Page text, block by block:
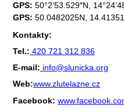
GPS: 50°2’53.529″N,
GPS: 50.0482025N,
Kontakty:
Tel.: 420 721 312 836
E-mail: info@slunicka.org
Web:www.zlutelazne.cz
Facebook: